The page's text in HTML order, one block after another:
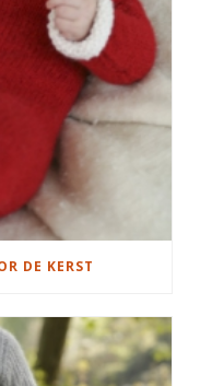
DE KERST